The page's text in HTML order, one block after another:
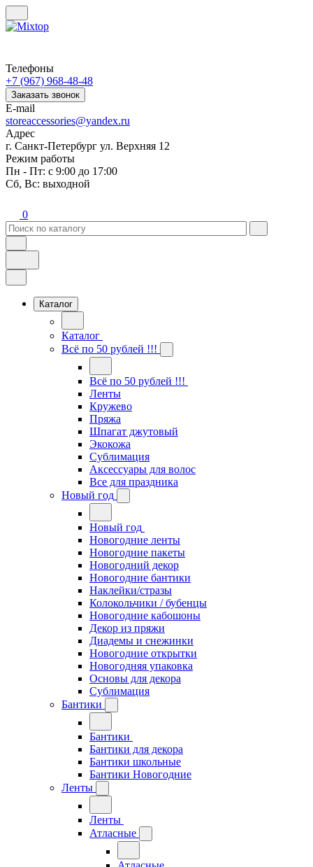
Телефоны
+7 (967) 968-48-48
Заказать звонок
E-mail
storeaccessories@yandex.ru
Адрес
г. Санкт-Петербург ул. Верхняя 12
Режим работы
Пн - Пт: с 9:00 до 17:00
Сб, Вс: выходной
0
Каталог
Каталог
Всё по 50 рублей !!!
Всё по 50 рублей !!!
Ленты
Кружево
Пряжа
Шпагат джутовый
Экокожа
Сублимация
Аксессуары для волос
Все для праздника
Новый год
Новый год
Новогодние ленты
Новогодние пакеты
Новогодний декор
Новогодние бантики
Наклейки/стразы
Колокольчики / бубенцы
Новогодние кабошоны
Декор из пряжи
Диадемы и снежинки
Новогодние открытки
Новогодняя упаковка
Основы для декора
Сублимация
Бантики
Бантики
Бантики для декора
Бантики школьные
Бантики Новогодние
Ленты
Ленты
Атласные